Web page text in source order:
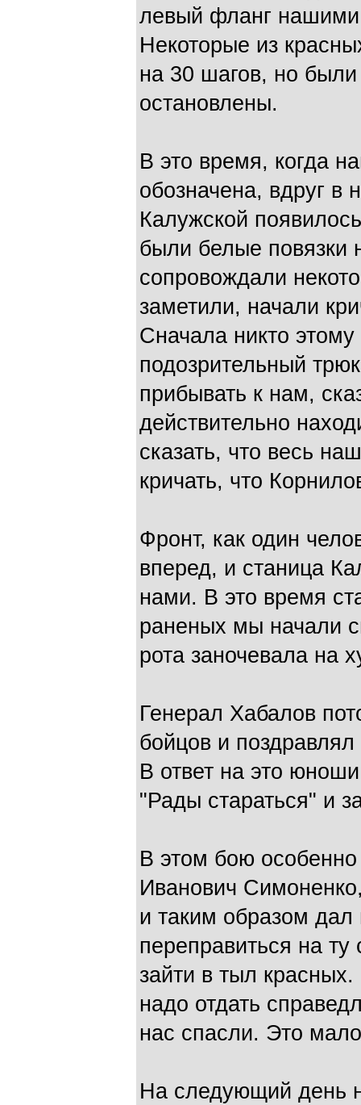
левый фланг нашими
Некоторые из
на 30 шагов, но
остановлены.
В это время, когда
обозначена, вдруг в
Калужской
были белые повязки
сопровождали
заметили, начали
Сначала никто
подозрительный
прибывать к нам,
действительно
сказать, что весь
кричать, что
Фронт, как один
вперед, и станица
нами. В это время
раненых мы начали
рота заночевала на
Генерал Хабалов
бойцов и
В ответ на это
"Рады стараться" и
В этом бою
Иванович
и таким образом
переправиться на ту
зайти в тыл
надо отдать
нас спасли. Это
На следующий день